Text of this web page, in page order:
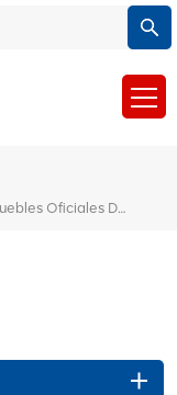
Silla De Malla De Oficina De Muebles Oficiales De Malla Giratoria